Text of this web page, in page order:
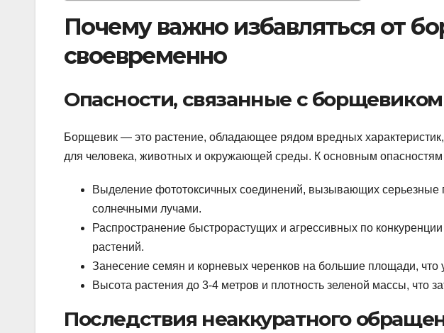
Почему важно избавляться от
своевременно
Опасности, связанные с борщевиком
Борщевик — это растение, обладающее рядом вредных
для человека, животных и окружающей среды. К основным опасностям
Выделение фототоксичных соединений, вызывающих серьезные
солнечными лучами.
Распространение быстрорастущих и агрессивных по
растений.
Занесение семян и корневых черенков на большие площади, что
Высота растения до 3-4 метров и плотность зеленой массы, что
Последствия неаккуратного